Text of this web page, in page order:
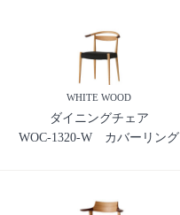
WHITE WOOD
ダイニングチェア
WOC-1320-W カバーリング